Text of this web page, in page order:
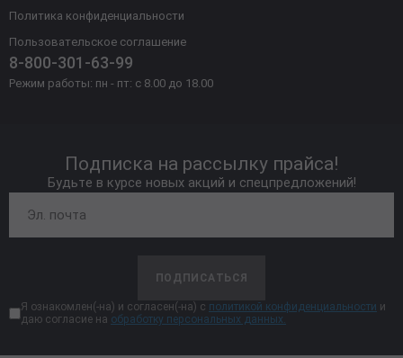
Политика конфиденциальности
Пользовательское соглашение
8-800-301-63-99
Режим работы: пн - пт: с 8.00 до 18.00
Подписка на рассылку прайса!
Будьте в курсе новых акций и спецпредложений!
ПОДПИСАТЬСЯ
Я ознакомлен(-на) и согласен(-на) с политикой конфиденциальности и
даю согласие на обработку персональных данных.